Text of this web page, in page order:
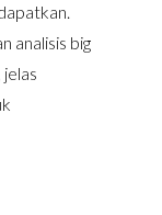
analisis big